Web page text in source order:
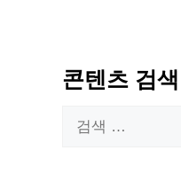
콘텐츠 검색